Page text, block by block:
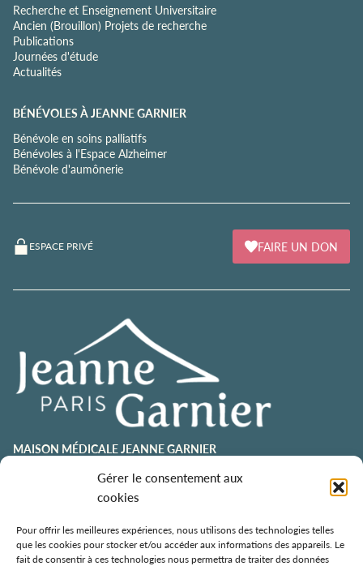
Gérer le consentement aux
cookies
Pour offrir les meilleures expériences, nous utilisons des technologies telles
que les cookies pour stocker et/ou accéder aux informations des appareils. Le
fait de consentir à ces technologies nous permettra de traiter des données
Recherche et Enseignement Universitaire
Ancien (Brouillon) Projets de recherche
Publications
Journées d'étude
Actualités
BÉNÉVOLES À JEANNE GARNIER
Bénévole en soins palliatifs
Bénévoles à l'Espace Alzheimer
Bénévole d'aumônerie
ESPACE PRIVÉ FAIRE UN DON
MAISON MÉDICALE JEANNE GARNIER
contact@jeannegarnier-paris.org
01 43 92 21 00
106 avenue Émile Zola
75015 Paris
ESPACE AURÉLIE JOUSSET